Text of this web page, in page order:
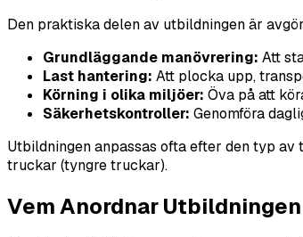
Den praktiska delen av utbildningen är
Grundläggande manövrering: Att
Last hantering: Att plocka upp,
Körning i olika miljöer: Öva på att
Säkerhetskontroller: Genomföra
Utbildningen anpassas ofta efter den typ
truckar (tyngre truckar).
Vem Anordnar